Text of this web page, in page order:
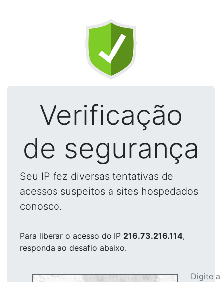
Verificação
de segurança
Seu IP fez diversas tentativas de
acessos suspeitos a sites hospedados
conosco.
Para liberar o acesso do IP 216.73.216.114,
responda ao desafio abaixo.
Digite